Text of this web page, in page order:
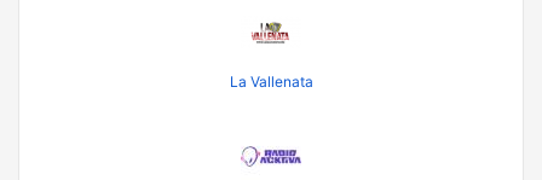
La Vallenata